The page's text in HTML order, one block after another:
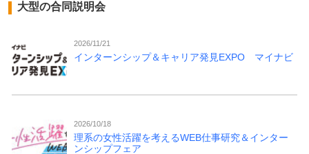
大型の合同説明会
2026/11/21
インターンシップ＆キャリア発見EXPO マイナビ
2026/10/18
理系の女性活躍を考えるWEB仕事研究＆インター
ンシップフェア